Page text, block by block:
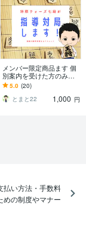
メンバー限定商品ます 個
別案内を受けた方のみご
利用いただける商品です
5.0 (20)
とまと22
1,000 円
払い方法・手数料
めの制度やマナー